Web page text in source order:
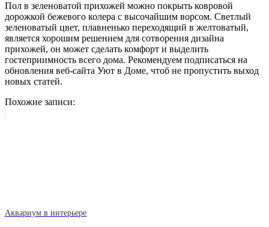
Пол в зеленоватой прихожей можно покрыть ковровой
дорожкой бежевого колера с высочайшим ворсом. Светлый
зеленоватый цвет, плавненько переходящий в желтоватый,
является хорошим решением для сотворения дизайна
прихожей, он может сделать комфорт и выделить
гостеприимность всего дома. Рекомендуем подписаться на
обновления веб-сайта Уют в Доме, чтоб не пропустить выход
новых статей.
Похожие записи:
Аквариум в интерьере